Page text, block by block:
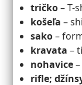
tričko– T-
košeľa –
sako–
kravata –
nohavice
rifle;